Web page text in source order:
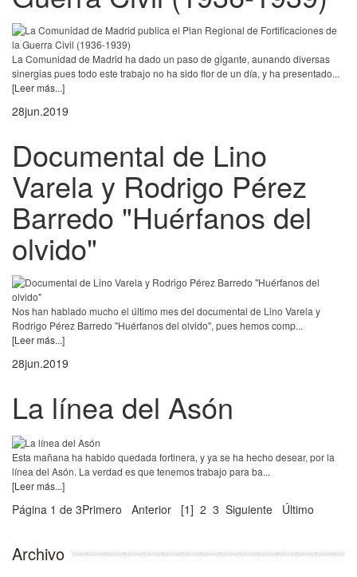
La Comunidad de Madrid ha dado un paso de gigante, aunando diversas
sinergias pues todo este trabajo no ha sido flor de un día, y ha presentado...
[Leer más...]
28jun.2019
Documental de Lino
Varela y Rodrigo Pérez
Barredo "Huérfanos del
olvido"
Nos han hablado mucho el último mes del documental de Lino Varela y
Rodrigo Pérez Barredo "Huérfanos del olvido", pues hemos comp...
[Leer más...]
28jun.2019
La línea del Asón
Esta mañana ha habido quedada fortinera, y ya se ha hecho desear, por la
línea del Asón. La verdad es que tenemos trabajo para ba...
[Leer más...]
Página 1 de 3Primero Anterior [1] 2 3 Siguiente Último
Archivo